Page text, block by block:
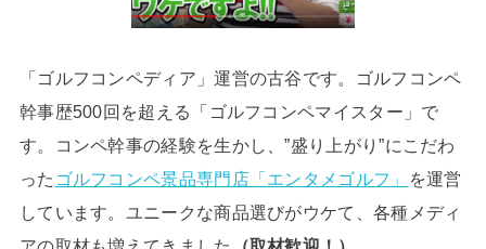
「ゴルフコンペディア」運営の古谷です。ゴルフコンペ
幹事歴500回を超える「ゴルフコンペマイスター」で
す。コンペ幹事の経験を生かし、”盛り上がり”にこだわ
った ゴルフコンペ景品専門店「エンタメゴルフ」
を運営
しています。ユニークな商品選びがウケて、各種メディ